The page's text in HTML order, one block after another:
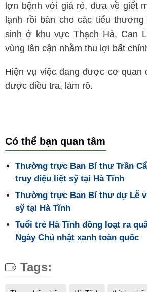
lợn bệnh với giá rẻ, đưa về giết
lạnh rồi bán cho các tiểu
sinh ở khu vực Thạch Hà, Can
vùng lân cận nhằm thu lợi bất
Hiện vụ việc đang được cơ quan
được điều tra, làm rõ.
Có thể bạn quan tâm
Thường trực Ban Bí thư Trần
truy điệu liệt sỹ tại Hà Tĩnh
Thường trực Ban Bí thư dự Lễ
sỹ tại Hà Tĩnh
Tuổi trẻ Hà Tĩnh đồng loạt ra
Ngày Chủ nhật xanh toàn quốc
Tags: